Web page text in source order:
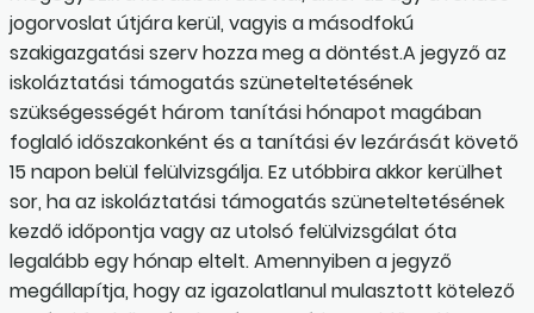
jogorvoslat útjára kerül, vagyis a másodfokú
szakigazgatási szerv hozza meg a döntést.A jegyző az
iskoláztatási támogatás szüneteltetésének
szükségességét három tanítási hónapot magában
foglaló időszakonként és a tanítási év lezárását követő
15 napon belül felülvizsgálja. Ez utóbbira akkor kerülhet
sor, ha az iskoláztatási támogatás szüneteltetésének
kezdő időpontja vagy az utolsó felülvizsgálat óta
legalább egy hónap eltelt. Amennyiben a jegyző
megállapítja, hogy az igazolatlanul mulasztott kötelező